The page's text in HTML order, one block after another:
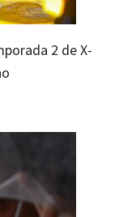
2 de X-